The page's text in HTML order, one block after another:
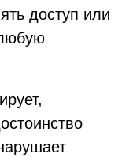
доступ или